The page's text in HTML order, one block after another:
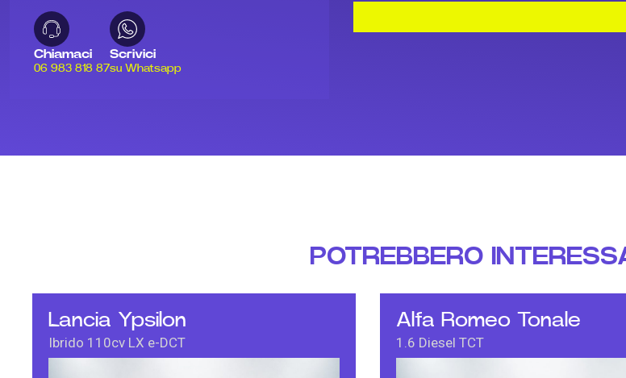
Chiamaci
06 983 818 87
Scrivici
su Whatsapp
POTREBBERO
Lancia Ypsilon
Ibrido 110cv LX e-DCT
Alfa Romeo Tonale
1.6 Diesel TCT